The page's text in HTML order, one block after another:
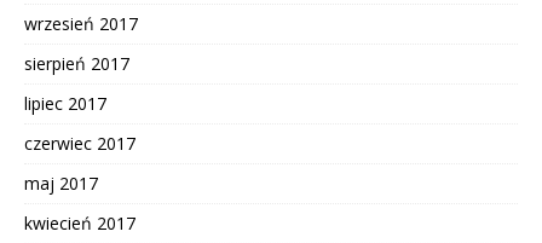
wrzesień 2017
sierpień 2017
lipiec 2017
czerwiec 2017
maj 2017
kwiecień 2017